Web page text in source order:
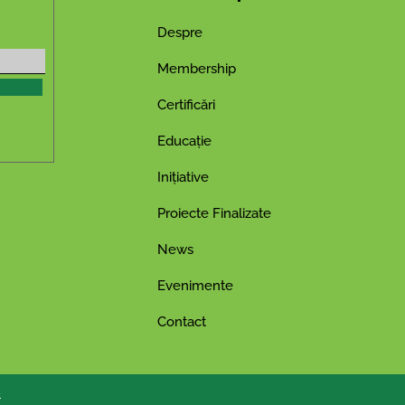
Despre
Membership
Certificări
Educație
Inițiative
Proiecte Finalizate
News
Evenimente
Contact